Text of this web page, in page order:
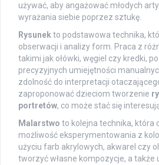
używać, aby angażować młodych
wyrażania siebie poprzez sztukę.
Rysunekto podstawowa technika,
obserwacji i analizy form. Praca z
takimi jak ołówki, węgiel czy kredki,
precyzyjnych umiejętności
zdolność do interpretacji
zaproponować dzieciom tworzenie
portretów, co może stać się
Malarstwo to kolejna technika, która
możliwość eksperymentowania z
użyciu farb akrylowych, akwarel czy
tworzyć własne kompozycje, a także